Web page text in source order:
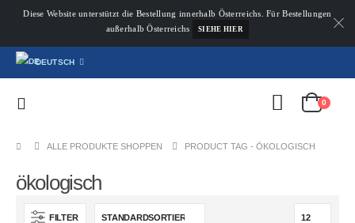
Diese Website unterstützt die Bestellung innerhalb Österreichs. Für Bestellungen
außerhalb Österreichs
SIEHE HIER
DEUTSCH
0
ALLE PRODUKTE SHOPPEN PRODUCT TAG -ÖKOLOGISCH
ökologisch
FILTER